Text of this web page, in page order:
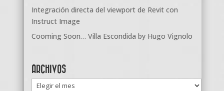
Integración directa del viewport de Revit con
Instruct Image
Cooming Soon… Villa Escondida by Hugo Vignolo
ARCHIVOS
Archivos